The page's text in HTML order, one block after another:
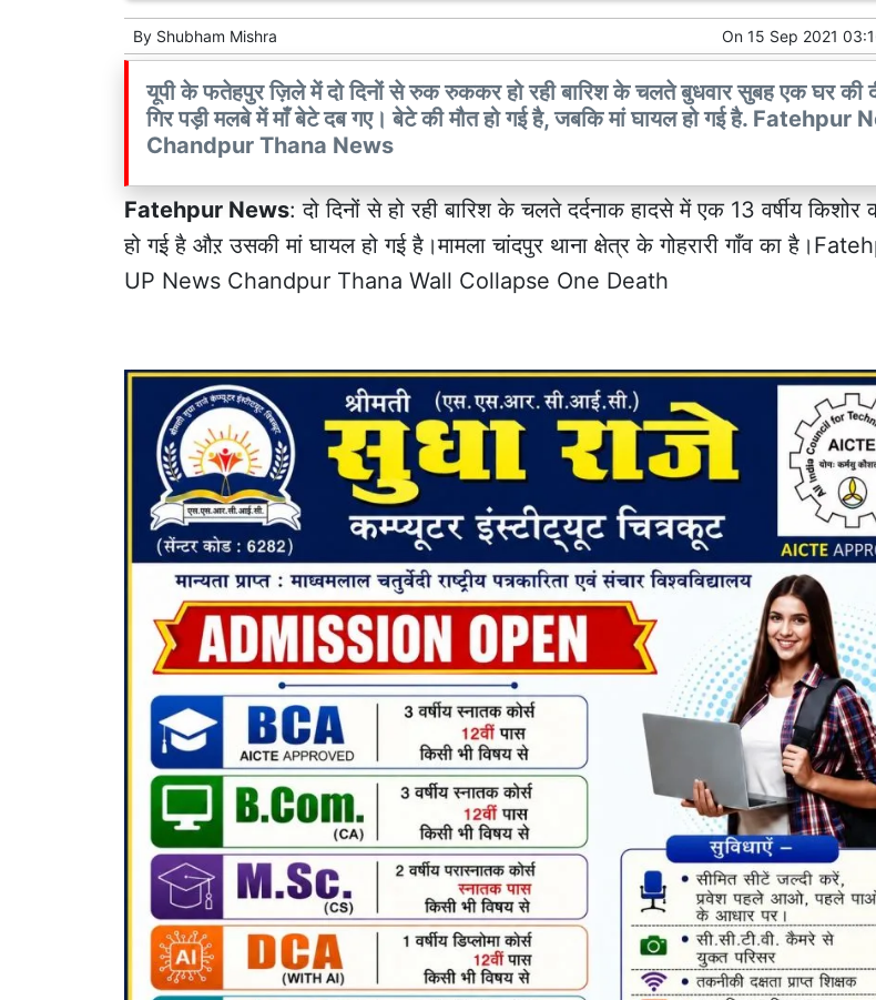
By Shubham Mishra On 15 Sep 2021
यूपी के फतेहपुर ज़िले में दो दिनों से रुक रुककर हो रही बारिश के चलते बुधवार सुबह एक घर की
गिर पड़ी मलबे में माँ बेटे दब गए। बेटे की मौत हो गई है, जबकि मां घायल हो गई है. Fatehpur
Chandpur Thana News
Fatehpur News: दो दिनों से हो रही बारिश के चलते दर्दनाक हादसे में एक 13 वर्षीय किशोर
हो गई है औऱ उसकी मां घायल हो गई है।मामला चांदपुर थाना क्षेत्र के गोहरारी गाँव का
UP News Chandpur Thana Wall Collapse One Death